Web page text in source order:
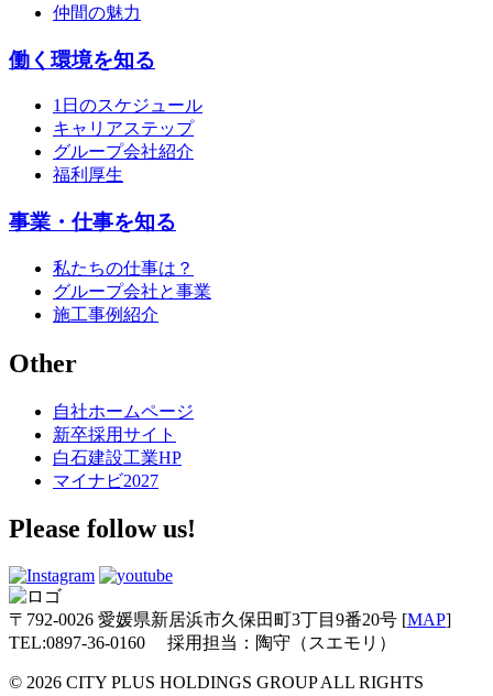
仲間の魅力
働く環境を知る
1日のスケジュール
キャリアステップ
グループ会社紹介
福利厚生
事業・仕事を知る
私たちの仕事は？
グループ会社と事業
施工事例紹介
Other
自社ホームページ
新卒採用サイト
白石建設工業HP
マイナビ2027
Please follow us!
〒792-0026 愛媛県新居浜市久保田町3丁目9番20号 [MAP]
TEL:0897-36-0160
採用担当：陶守（スエモリ）
© 2026 CITY PLUS HOLDINGS GROUP ALL RIGHTS